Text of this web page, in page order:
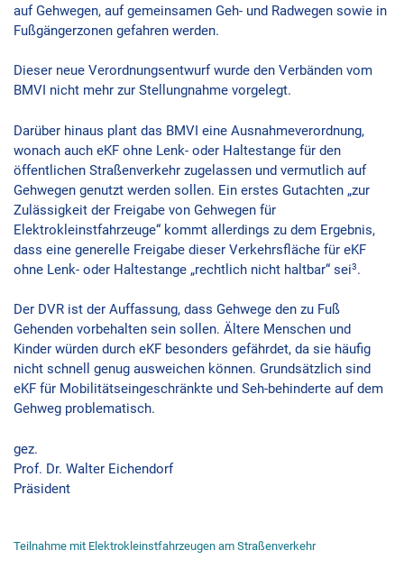
auf Gehwegen, auf gemeinsamen Geh- und Radwegen sowie in
Fußgängerzonen gefahren werden.
Dieser neue Verordnungsentwurf wurde den Verbänden vom
BMVI nicht mehr zur Stellungnahme vorgelegt.
Darüber hinaus plant das BMVI eine Ausnahmeverordnung,
wonach auch eKF ohne Lenk- oder Haltestange für den
öffentlichen Straßenverkehr zugelassen und vermutlich auf
Gehwegen genutzt werden sollen. Ein erstes Gutachten „zur
Zulässigkeit der Freigabe von Gehwegen für
Elektrokleinstfahrzeuge“ kommt allerdings zu dem Ergebnis,
dass eine generelle Freigabe dieser Verkehrsfläche für eKF
ohne Lenk- oder Haltestange „rechtlich nicht haltbar“ sei3.
Der DVR ist der Auffassung, dass Gehwege den zu Fuß
Gehenden vorbehalten sein sollen. Ältere Menschen und
Kinder würden durch eKF besonders gefährdet, da sie häufig
nicht schnell genug ausweichen können. Grundsätzlich sind
eKF für Mobilitätseingeschränkte und Seh-behinderte auf dem
Gehweg problematisch.
gez.
Prof. Dr. Walter Eichendorf
Präsident
Teilnahme mit Elektrokleinstfahrzeugen am Straßenverkehr